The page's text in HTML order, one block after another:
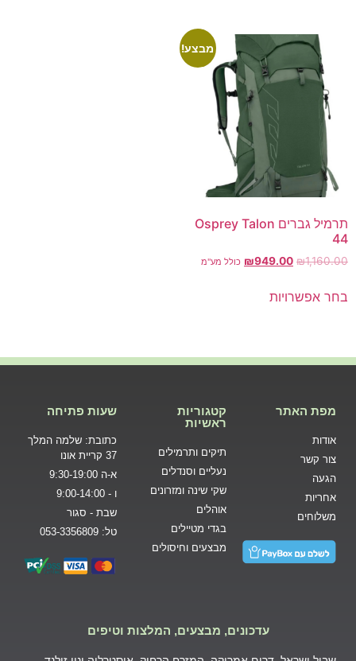
מבצע!
תרמיל גברים Osprey Talon
44
₪1,160.00
₪949.00 כולל מע"מ
בחר אפשרויות
מפת האתר
אודות
צור קשר
הגעה
אחריות
משלוחים
קטגוריות
ראשיות
תיקים ותרמילים
נעליים וסנדלים
שקי שינה ומזרונים
אוהלים
בגדי מטיילים
מבצעים וחיסולים
שעות פתיחה
כתובת: שלמה המלך
37 קריית אונו
א-ה 9:30-19:00
ו - 9:00-14:00
שבת - סגור
טל: 053-3356809
עדכונים, מבצעים, המלצות וטיפים